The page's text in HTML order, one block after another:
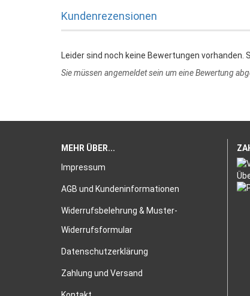
Kundenrezensionen
Leider sind noch keine Bewertungen vorhanden.
Sie müssen angemeldet sein um eine Bewertung
MEHR ÜBER...
Impressum
AGB und Kundeninformationen
Widerrufsbelehrung & Muster-
Widerrufsformular
Datenschutzerklärung
Zahlung und Versand